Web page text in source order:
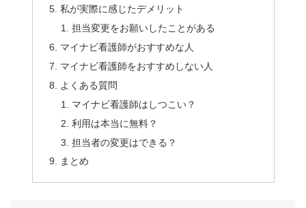
私が実際に感じたデメリット
担当変更をお願いしたことがある
マイナビ看護師がおすすめな人
マイナビ看護師をおすすめしない人
よくある質問
マイナビ看護師はしつこい？
利用は本当に無料？
担当者の変更はできる？
まとめ